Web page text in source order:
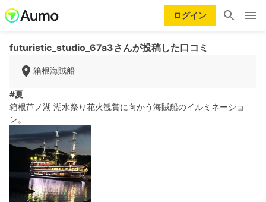
ログイン
futuristic_studio_67a3さんが投稿した口コミ
箱根海賊船
#夏
箱根芦ノ湖 湖水祭り花火観賞に向かう海賊船のイルミネーショ
ン。